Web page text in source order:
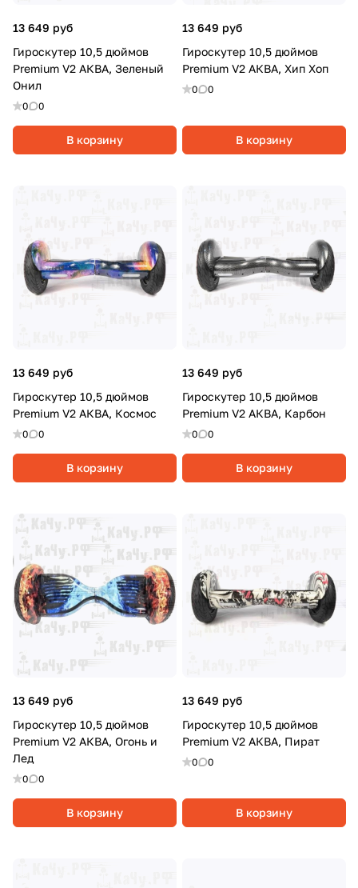
13 649 руб
Гироскутер 10,5 дюймов
Premium V2 АКВА, Зеленый
Онил
0 0
В корзину
13 649 руб
Гироскутер 10,5 дюймов
Premium V2 АКВА, Хип Хоп
0 0
В корзину
13 649 руб
Гироскутер 10,5 дюймов
Premium V2 АКВА, Космос
0 0
В корзину
13 649 руб
Гироскутер 10,5 дюймов
Premium V2 АКВА, Карбон
0 0
В корзину
13 649 руб
Гироскутер 10,5 дюймов
Premium V2 АКВА, Огонь и
Лед
0 0
В корзину
13 649 руб
Гироскутер 10,5 дюймов
Premium V2 АКВА, Пират
0 0
В корзину